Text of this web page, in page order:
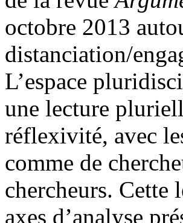
octobre 2013
distanciation/
L’espace
une lecture
réflexivité, avec
comme de
chercheurs. Cette
axes d’analyse